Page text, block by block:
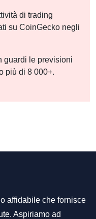
di trading
su CoinGecko negli
guardi le previsioni
più di 8 000+.
affidabile che fornisce
Aspiriamo ad